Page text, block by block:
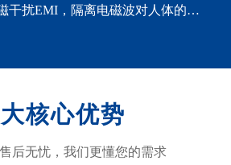
干扰EMI，隔离电磁波对人体的危
核心优势
后无忧，我们更懂您的需求